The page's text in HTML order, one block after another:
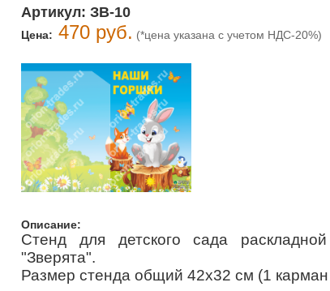
Артикул: ЗВ-10
Цена: 470 руб. (*цена указана с учетом НДС-20%)
Описание:
Стенд для детского сада
"Зверята".
Размер стенда общий 42х32 см (1